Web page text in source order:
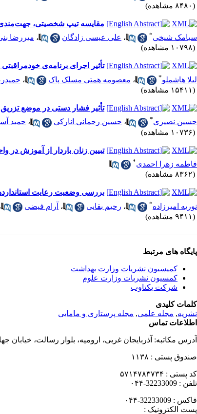
(۸۴۸۰ مشاهده)
مقایسه تیپ شخصیتی، جهت‌مندی
سیامک شیخی* ، علی عیسی زادگان ، میررضا
(۱۰۷۹۸ مشاهده)
تأثیر اجرای برنامه‌ی
لیلا هاشملو* ، معصومه همتی مسلک پاک ،
(۱۵۴۱۱ مشاهده)
تأثیر فشار دستی در موضع
حسین نصیری* ، حسین رحمانی انارکی ، حمید
(۱۰۷۳۶ مشاهده)
تبیین زنان باردار از آموزش در
فاطمه زهرا احمدی*
(۸۳۶۲ مشاهده)
بررسی وضعیت رعایت
نوریه امیرزاده* ، رحیم بقایی ، آرام فیضی
(۹۴۱۱ مشاهده)
پایگاه های مرتبط
کمیسیون نشریات وزارت بهداشت
کمسیون نشریات وزارت علوم
شرکت یکتاوب
کلمات کلیدی
نشریه, مجله علمی, مجله پرستاری و مامایی
اطلاعات تماس
آدرس مکاتبه: آذربایجان غربی، ارومیه، بلوار رسالت،
صندوق پستی : ۱۱۳۸
کد پستی : ۵۷۱۴۷۸۳۷۳۴
تلفن : 32233009-۰۴۴
فاکس : 32233009-۰۴۴
پست الکترونیک :